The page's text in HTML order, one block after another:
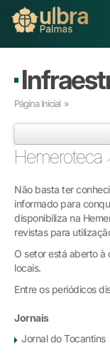
Buscar
Graduação
Pós-graduação
Educação a
Extensão
Inovação
Sobre a ULBRA
Página Inicial »
Hemeroteca
Não basta ter
informado para
disponibiliza na
revistas para
O setor está aberto
locais.
Entre os periódicos
Jornais
Jornal do Tocantins